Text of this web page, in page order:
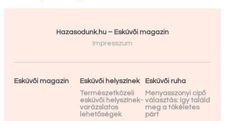
Hazasodunk.hu – Esküvői magazin
Impresszum
Esküvői magazin
Esküvői helyszínek
Természetközeli
esküvői helyszínek-
varázslatos
lehetőségek
Esküvői ruha
Menyasszonyi cipő
választás: így találd
meg a tökéletes
párt